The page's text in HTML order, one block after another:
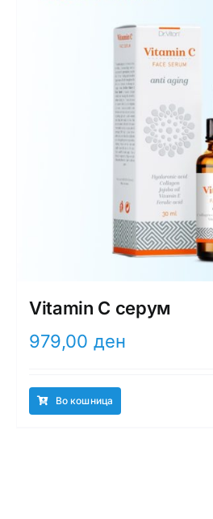
Vitamin C серум
979,00 ден
Во кошница